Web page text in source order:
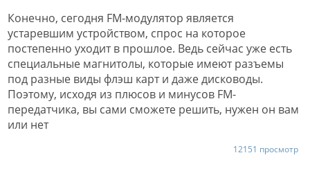
Конечно, сегодня FM-модулятор является
устаревшим устройством, спрос на которое
постепенно уходит в прошлое. Ведь сейчас уже есть
специальные магнитолы, которые имеют разъемы
под разные виды флэш карт и даже дисководы.
Поэтому, исходя из плюсов и минусов FM-
передатчика, вы сами сможете решить, нужен он вам
или нет
12151 просмотр